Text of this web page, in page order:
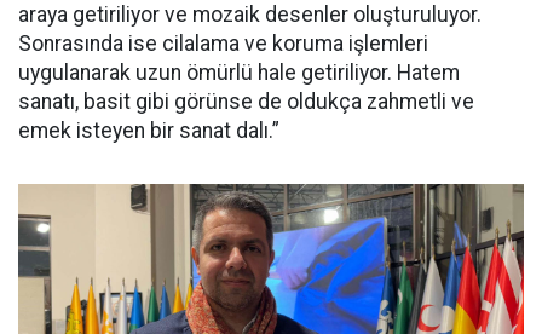
araya getiriliyor ve mozaik desenler oluşturuluyor.
Sonrasında ise cilalama ve koruma işlemleri
uygulanarak uzun ömürlü hale getiriliyor. Hatem
sanatı, basit gibi görünse de oldukça zahmetli ve
emek isteyen bir sanat dalı.”